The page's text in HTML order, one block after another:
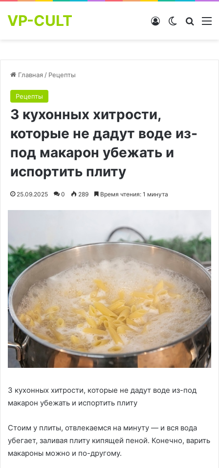
VP-CULT Switch skin
Войти
Главная / Рецепты
Рецепты
3 кухонных хитрости,
которые не дадут воде из-
под макарон убежать и
испортить плиту
25.09.2025 0 289 Время чтения: 1 минута
3 кухонных хитрости, которые не дадут воде из-под
макарон убежать и испортить плиту
Стоим у плиты, отвлекаемся на минуту — и вся вода
убегает, заливая плиту кипящей пеной. Конечно, варить
макароны можно и по-другому.